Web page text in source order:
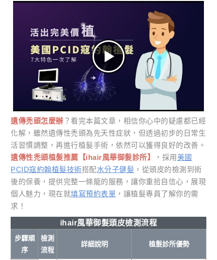
遺傳禿頭怎麼辦 ？看完本篇文章，相信你心中的疑慮都已經
化解，雖然遺傳性禿頭為先天性症狀，但透過初步的日常生
活習慣調整，再進行植髮手術，依然可以獲得良好的改善。
遺傳性禿頭植髮推薦【ihair風華御髮診所】
，採用 美國
PCID寇約翰植髮技術搭配水分子健髮 ，從頭皮的檢測到術
後的保養，提供完整一條龍的服務，讓你重拾自信心，展現
個人魅力，現在就填寫預約表單 ，讓植髮專員了解你的需
求！
ihair風華御髮頭皮檢測流程
步驟順
序
檢測
流程
詳細說明 植髮診所優勢